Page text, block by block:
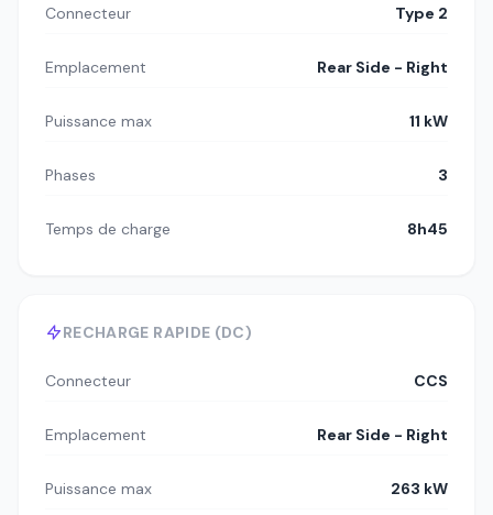
Connecteur Type 2
Emplacement Rear Side - Right
Puissance max 11 kW
Phases 3
Temps de charge 8h45
RECHARGE RAPIDE (DC)
Connecteur CCS
Emplacement Rear Side - Right
Puissance max 263 kW